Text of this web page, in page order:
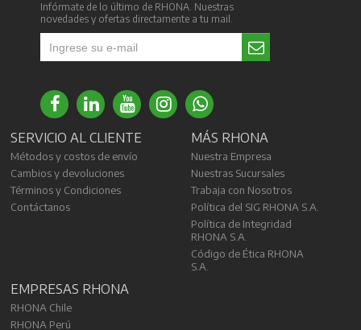
Infórmate de lo último de RHONA. Nuestras
novedades y ofertas directamente a tu mail.
SERVICIO AL CLIENTE
Métodos y costos de envío
Cambios y devoluciones
Términos y Condiciones
Contáctanos
MÁS RHONA
Nuestra Empresa
Nuestras Sucursales
Trabaja con Nosotros
Política del SIG RHONA S.A.
Política de Integridad
RHONA S.A.
Código de Ética RHONA
S.A.
EMPRESAS RHONA
RHONA Chile
RHONA Perú